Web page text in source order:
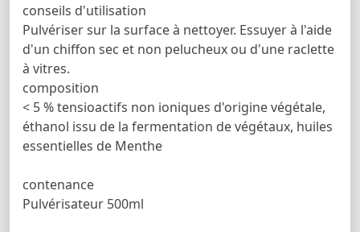
conseils d'utilisation
Pulvériser sur la surface à nettoyer. Essuyer à l'aide
d'un chiffon sec et non pelucheux ou d'une raclette
à vitres.
composition
< 5 % tensioactifs non ioniques d'origine végétale,
éthanol issu de la fermentation de végétaux, huiles
essentielles de Menthe
contenance
Pulvérisateur 500ml